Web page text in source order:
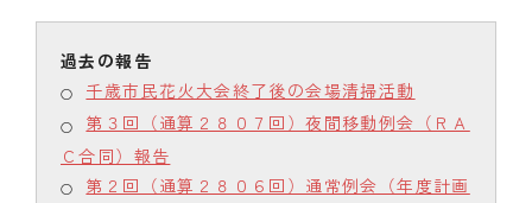
千歳市民花火大会終了後の会場清掃活動
第３回（通算２８０７回）夜間移動例会（ＲＡ
Ｃ合同）報告
第２回（通算２８０６回）通常例会（年度計画